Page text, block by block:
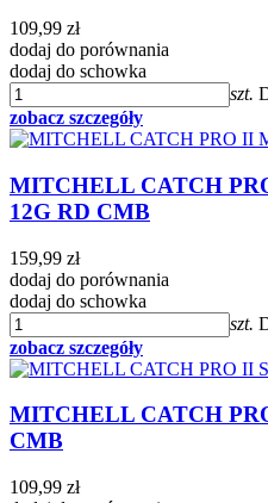
109,99 zł
dodaj do porównania
dodaj do schowka
szt.
zobacz szczegóły
MITCHELL CATCH
12G RD CMB
159,99 zł
dodaj do porównania
dodaj do schowka
szt.
zobacz szczegóły
MITCHELL CATCH
CMB
109,99 zł